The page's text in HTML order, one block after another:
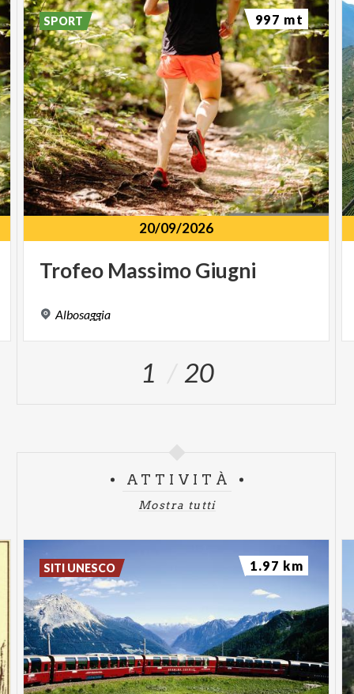
20/09/2026
Trofeo MassimoGiugni
Albosaggia
SPORT 997 mt
1 20
ATTIVITÀ
Mostra tutti
SITI UNESCO 1.97 km